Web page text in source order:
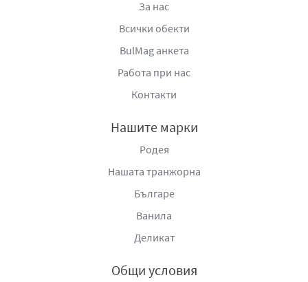
За нас
Всички обекти
BulMag анкета
Работа при нас
Контакти
Нашите марки
Родея
Нашата транжорна
Българе
Ванила
Деликат
Общи условия